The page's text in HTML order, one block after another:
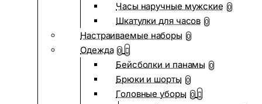
Часы наручные мужские 0
Шкатулки для часов 0
Настраиваемые наборы 0
Одежда 0
Бейсболки и панамы 0
Брюки и шорты 0
Головные уборы 0